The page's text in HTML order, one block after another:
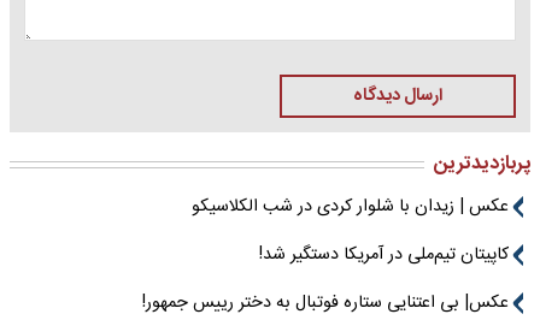
ارسال دیدگاه
پربازدیدترین
عکس | زیدان با شلوار کردی در شب الکلاسیکو
کاپیتان تیم‌ملی در آمریکا دستگیر شد!
عکس| بی اعتنایی ستاره فوتبال به دختر رییس جمهور!